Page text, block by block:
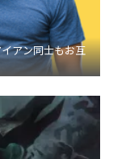
アン同士もお互